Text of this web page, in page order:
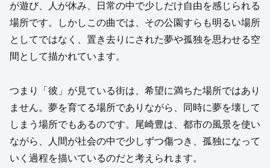
が遊び、人が休み、日常の中で少しだけ自由を感じられる
場所です。しかしこの曲では、その公園すらも明るい場所
としてではなく、置き去りにされた夢や孤独を思わせる空
間として描かれています。
つまり「彼」が見ている街は、希望に満ちた場所ではあり
ません。夢を育てる場所でありながら、同時に夢を壊して
しまう場所でもあるのです。尾崎豊は、都市の風景を使い
ながら、人間が社会の中で少しずつ傷つき、孤独になって
いく過程を描いているのだと考えられます。